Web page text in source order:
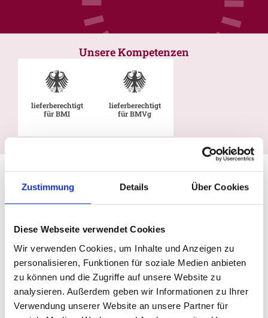
Zustimmung Details Über Cookies
Diese Webseite verwendet Cookies
Wir verwenden Cookies, um Inhalte und Anzeigen zu
personalisieren, Funktionen für soziale Medien anbieten
zu können und die Zugriffe auf unsere Website zu
analysieren. Außerdem geben wir Informationen zu Ihrer
Verwendung unserer Website an unsere Partner für
Unsere Kompetenzen
lieferberechtigt
für BMI
lieferberechtigt
für BMVg